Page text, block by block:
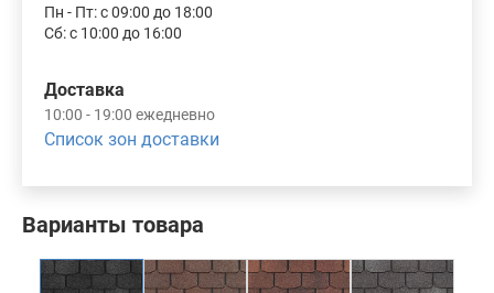
Варианты товара
Пн - Пт: с 09:00 до 18:00
Сб: с 10:00 до 16:00
Доставка
10:00 - 19:00 ежедневно
Список зон доставки